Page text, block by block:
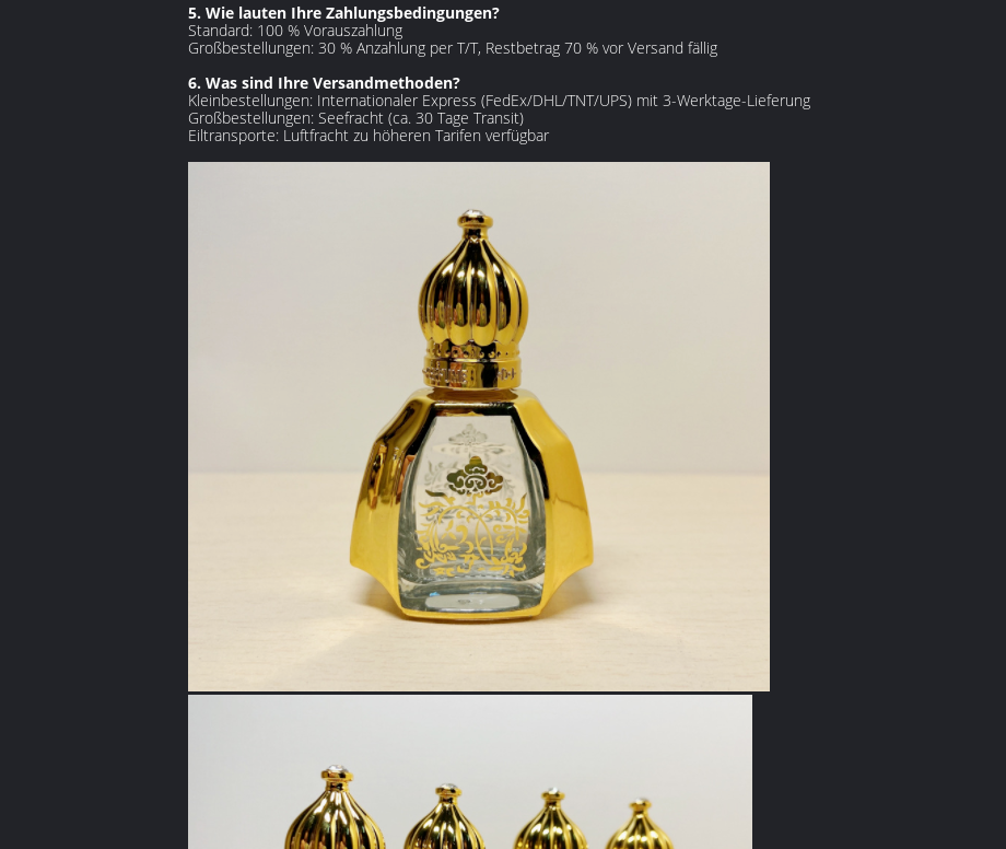
5. Wie lauten Ihre Zahlungsbedingungen?‌
Standard: 100 % Vorauszahlung
Großbestellungen: 30 % Anzahlung per T/T, Restbetrag 70 % vor Versand fällig
6. Was sind Ihre Versandmethoden?‌
Kleinbestellungen: Internationaler Express (FedEx/DHL/TNT/UPS) mit 3-Werktage-Lieferung
Großbestellungen: Seefracht (ca. 30 Tage Transit)
Eiltransporte: Luftfracht zu höheren Tarifen verfügbar